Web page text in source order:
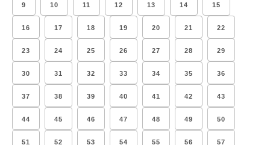
9 10 11 12 13 14 15
16 17 18 19 20 21 22
23 24 25 26 27 28 29
30 31 32 33 34 35 36
37 38 39 40 41 42 43
44 45 46 47 48 49 50
51 52 53 54 55 56 57